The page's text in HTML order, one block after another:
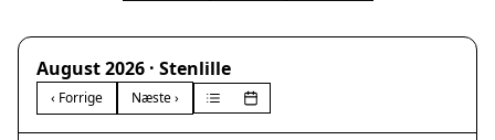
August 2026 · Stenlille
‹ Forrige Næste ›